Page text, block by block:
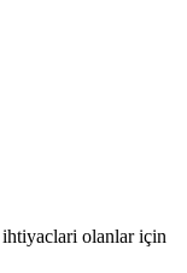
olanlar için